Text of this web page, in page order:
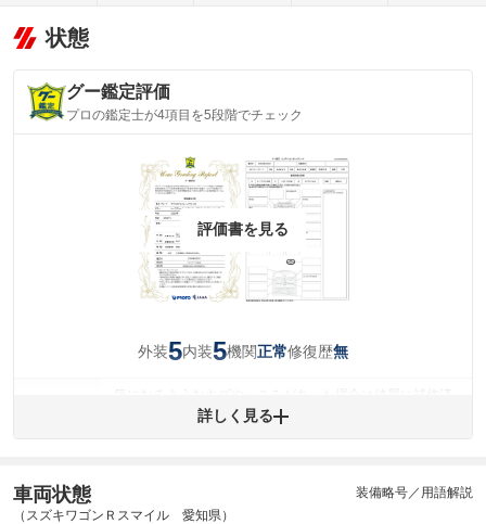
状態
グー鑑定評価
プロの鑑定士が4項目を5段階でチェック
評価書を見る
外装5内装5機関正常修復歴無
みですが、 小さなキズやヘコミが残っている場合もありま
内装
(内装状態)
気になる汚れ等がない綺麗な室内を保っています。
詳しく見る
車両状態
（スズキワゴンＲスマイル 愛知県）
装備略号／用語解説